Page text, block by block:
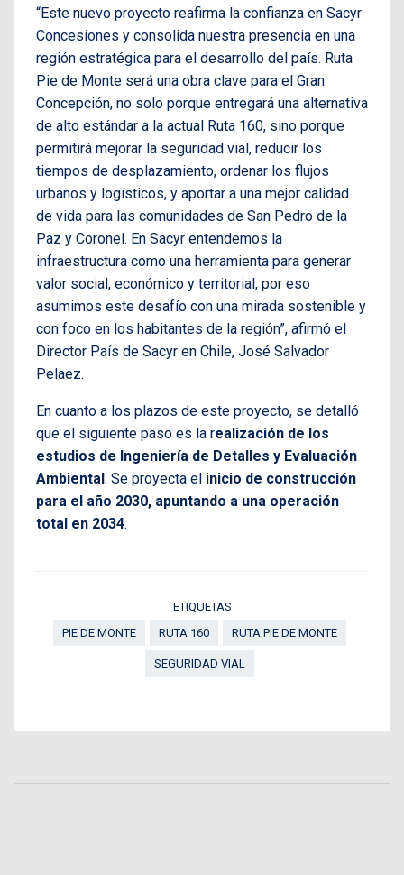
“Este nuevo proyecto reafirma la confianza en Sacyr
Concesiones y consolida nuestra presencia en una
región estratégica para el desarrollo del país. Ruta
Pie de Monte será una obra clave para el Gran
Concepción, no solo porque entregará una alternativa
de alto estándar a la actual Ruta 160, sino porque
permitirá mejorar la seguridad vial, reducir los
tiempos de desplazamiento, ordenar los flujos
urbanos y logísticos, y aportar a una mejor calidad
de vida para las comunidades de San Pedro de la
Paz y Coronel. En Sacyr entendemos la
infraestructura como una herramienta para generar
valor social, económico y territorial, por eso
asumimos este desafío con una mirada sostenible y
con foco en los habitantes de la región”, afirmó el
Director País de Sacyr en Chile, José Salvador
Pelaez.
En cuanto a los plazos de este proyecto, se detalló
que el siguiente paso es la realización de los
estudios de Ingeniería de Detalles y Evaluación
Ambiental. Se proyecta el inicio de construcción
para el año 2030, apuntando a una operación
total en 2034.
ETIQUETAS
PIE DE MONTE
RUTA 160 RUTA PIE DE MONTE
SEGURIDAD VIAL